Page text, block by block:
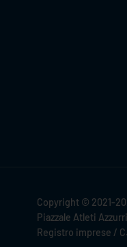
Copyright © 2021-
Piazzale Atleti
Registro imprese /